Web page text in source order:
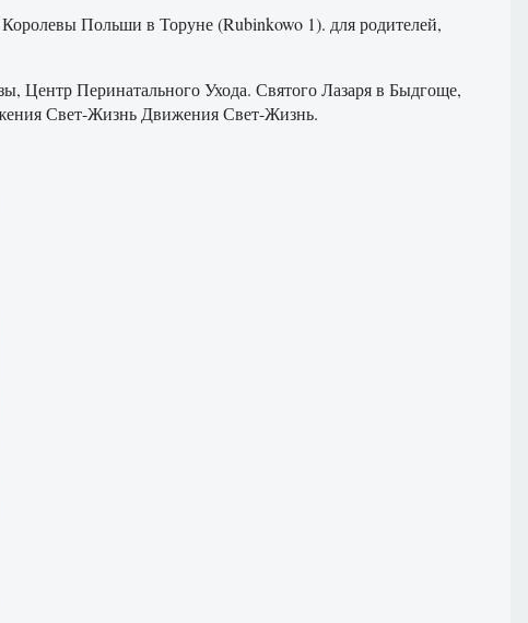
Польши в Торуне (Rubinkowo 1). для родителей,
Центр Перинатального Ухода. Святого Лазаря в Быдгоще,
Свет-Жизнь Движения Свет-Жизнь.